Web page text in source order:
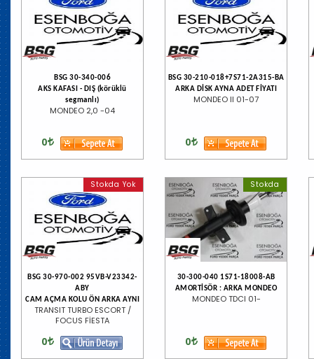
BSG 30-340-006
AKS KAFASI - DIŞ (körüklü
segmanlı)
MONDEO 2,0 -04
0
BSG 30-210-018+7S71-2A315-BA
ARKA DİSK AYNA ADET FİYATI
MONDEO II 01-07
0
Stokda Yok
BSG 30-970-002 95VB-V23342-
ABY
CAM AÇMA KOLU ÖN ARKA AYNI
TRANSIT TURBO ESCORT /
FOCUS FİESTA
0
Stokda
30-300-040 1S71-18008-AB
AMORTİSÖR : ARKA MONDEO
MONDEO TDCI 01-
0